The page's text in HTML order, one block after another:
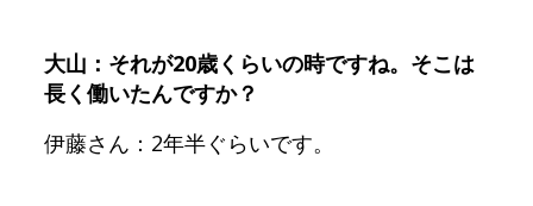
大山：それが20歳くらいの時ですね。そこは
長く働いたんですか？
伊藤さん：2年半ぐらいです。